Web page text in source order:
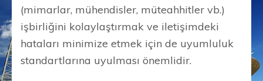
(mimarlar, mühendisler, müteahhitler vb.)
işbirliğini kolaylaştırmak ve iletişimdeki
hataları minimize etmek için de uyumluluk
standartlarına uyulması önemlidir.